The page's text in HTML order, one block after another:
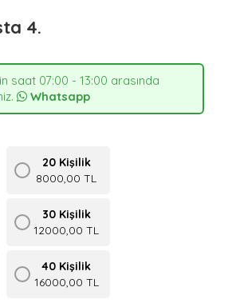
4.
saat 07:00 - 13:00 arasında
Whatsapp
20 Kişilik
8000,00 TL
30 Kişilik
12000,00 TL
40 Kişilik
16000,00 TL